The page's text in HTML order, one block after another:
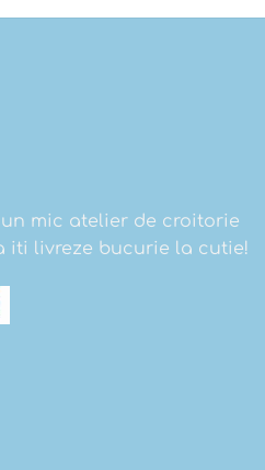
un mic atelier de croitorie
iti livreze bucurie la cutie!